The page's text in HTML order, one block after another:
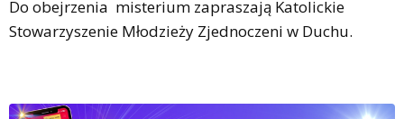
Do obejrzenia misterium zapraszają Katolickie
Stowarzyszenie Młodzieży Zjednoczeni w Duchu.